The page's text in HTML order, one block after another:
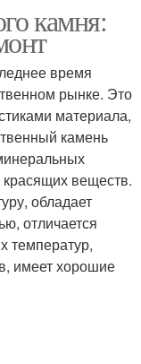
камня:
время
рынке. Это
материала,
камень
веществ.
обладает
отличается
температур,
имеет хорошие